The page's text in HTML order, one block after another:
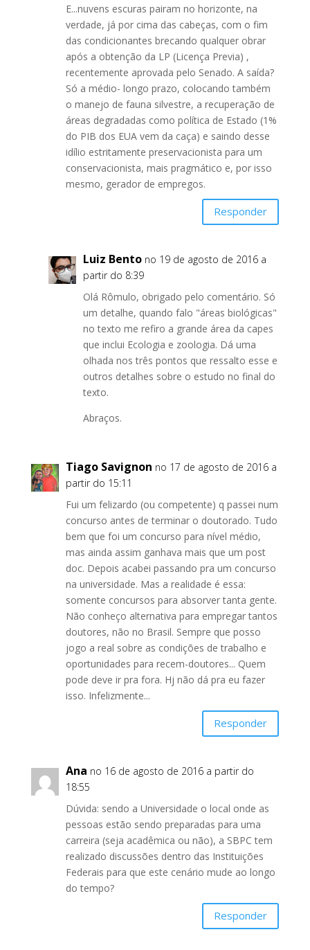
E...nuvens escuras pairam no horizonte, na
verdade, já por cima das cabeças, com o fim
das condicionantes brecando qualquer obrar
após a obtenção da LP (Licença Previa) ,
recentemente aprovada pelo Senado. A saída?
Só a médio- longo prazo, colocando também
o manejo de fauna silvestre, a recuperação de
áreas degradadas como política de Estado (1%
do PIB dos EUA vem da caça) e saindo desse
idílio estritamente preservacionista para um
conservacionista, mais pragmático e, por isso
mesmo, gerador de empregos.
Responder
Luiz Bento no 19 de agosto de 2016 a
partir do 8:39
Olá Rômulo, obrigado pelo comentário. Só
um detalhe, quando falo "áreas biológicas"
no texto me refiro a grande área da capes
que inclui Ecologia e zoologia. Dá uma
olhada nos três pontos que ressalto esse e
outros detalhes sobre o estudo no final do
texto.
Abraços.
Tiago Savignon no 17 de agosto de 2016 a
partir do 15:11
Fui um felizardo (ou competente) q passei num
concurso antes de terminar o doutorado. Tudo
bem que foi um concurso para nível médio,
mas ainda assim ganhava mais que um post
doc. Depois acabei passando pra um concurso
na universidade. Mas a realidade é essa:
somente concursos para absorver tanta gente.
Não conheço alternativa para empregar tantos
doutores, não no Brasil. Sempre que posso
jogo a real sobre as condições de trabalho e
oportunidades para recem-doutores... Quem
pode deve ir pra fora. Hj não dá pra eu fazer
isso. Infelizmente...
Responder
Ana no 16 de agosto de 2016 a partir do
18:55
Dúvida: sendo a Universidade o local onde as
pessoas estão sendo preparadas para uma
carreira (seja acadêmica ou não), a SBPC tem
realizado discussões dentro das Instituições
Federais para que este cenário mude ao longo
do tempo?
Responder